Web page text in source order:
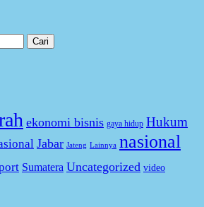
ekonomi bisnis gaya hidup Hukum
Jabar Jateng Lainnya nasional
Sumatera Uncategorized video